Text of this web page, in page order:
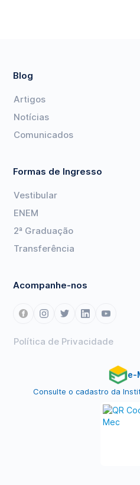
Blog
Artigos
Notícias
Comunicados
Formas de Ingresso
Vestibular
ENEM
2ª Graduação
Transferência
Acompanhe-nos
Política de Privacidade
e-
Consulte o cadastro da